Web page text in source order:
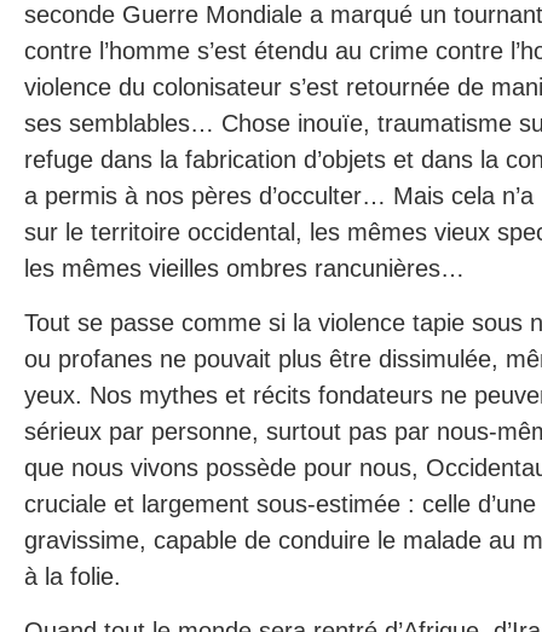
seconde Guerre Mondiale a marqué un
contre l’homme s’est étendu au crime contre
violence du colonisateur s’est retournée de
ses semblables… Chose inouïe, traumatisme
refuge dans la fabrication d’objets et dans la
a permis à nos pères d’occulter… Mais cela
sur le territoire occidental, les mêmes vieux
les mêmes vieilles ombres rancunières…
Tout se passe comme si la violence tapie sous
ou profanes ne pouvait plus être dissimulée,
yeux. Nos mythes et récits fondateurs ne
sérieux par personne, surtout pas par nous-
que nous vivons possède pour nous,
cruciale et largement sous-estimée : celle
gravissime, capable de conduire le malade au
à la folie.